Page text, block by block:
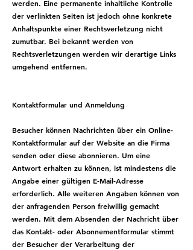
werden. Eine permanente inhaltliche Kontrolle
der verlinkten Seiten ist jedoch ohne konkrete
Anhaltspunkte einer Rechtsverletzung nicht
zumutbar. Bei bekannt werden von
Rechtsverletzungen werden wir derartige Links
umgehend entfernen.
​Kontaktformular und Anmeldung
Besucher können Nachrichten über ein Online-
Kontaktformular auf der Website an die Firma
senden oder diese abonnieren. Um eine
Antwort erhalten zu können, ist mindestens die
Angabe einer gültigen E-Mail-Adresse
erforderlich. Alle weiteren Angaben können von
der anfragenden Person freiwillig gemacht
werden. Mit dem Absenden der Nachricht über
das Kontakt- oder Abonnementformular stimmt
der Besucher der Verarbeitung der